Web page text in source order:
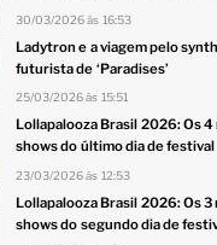
30/03/2026 às 16:53
Ladytron e a viagem pelo
futurista de ‘Paradises’
25/03/2026 às 15:51
Lollapalooza Brasil 2026: Os
shows do último dia de festival
23/03/2026 às 12:53
Lollapalooza Brasil 2026: Os
shows do segundo dia de